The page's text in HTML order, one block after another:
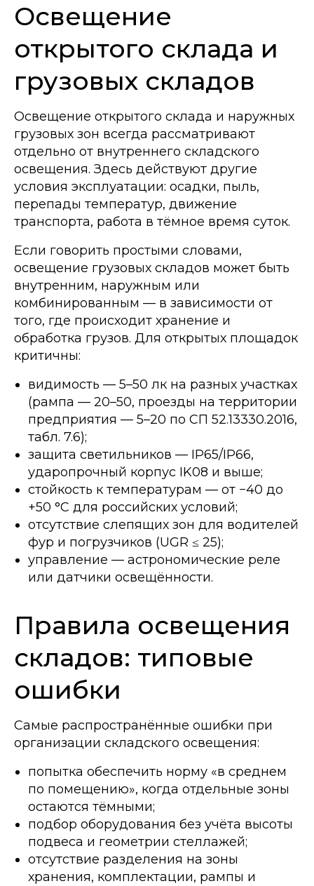
Освещение
открытого склада и
грузовых складов
Освещение открытого склада и наружных
грузовых зон всегда рассматривают
отдельно от внутреннего складского
освещения. Здесь действуют другие
условия эксплуатации: осадки, пыль,
перепады температур, движение
транспорта, работа в тёмное время суток.
Если говорить простыми словами,
освещение грузовых складов может быть
внутренним, наружным или
комбинированным — в зависимости от
того, где происходит хранение и
обработка грузов. Для открытых площадок
критичны:
видимость — 5–50 лк на разных участках
(рампа — 20–50, проезды на территории
предприятия — 5–20 по СП 52.13330.2016,
табл. 7.6);
защита светильников — IP65/IP66,
ударопрочный корпус IK08 и выше;
стойкость к температурам — от −40 до
+50 °C для российских условий;
отсутствие слепящих зон для водителей
фур и погрузчиков (UGR ≤ 25);
управление — астрономические реле
или датчики освещённости.
Правила освещения
складов: типовые
ошибки
Самые распространённые ошибки при
организации складского освещения:
попытка обеспечить норму «в среднем
по помещению», когда отдельные зоны
остаются тёмными;
подбор оборудования без учёта высоты
подвеса и геометрии стеллажей;
отсутствие разделения на зоны
хранения, комплектации, рампы и